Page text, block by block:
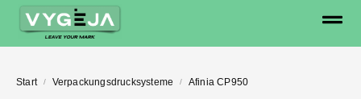
Start / Verpackungsdrucksysteme / Afinia CP950